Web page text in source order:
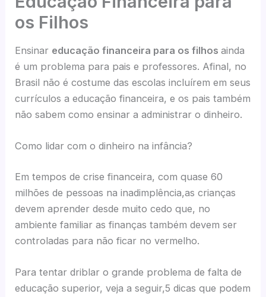
os Filhos
Ensinar educação financeira para os filhosainda
é um problema para pais e professores. Afinal, no
Brasil não é costume das escolas incluírem em seus
currículos a educação financeira, e os pais também
não sabem como ensinar a administrar o dinheiro.
Como lidar com o dinheiro na infância?
Em tempos de crise financeira, com quase 60
milhões de pessoas na inadimplência,as crianças
devem aprender desde muito cedo que, no
ambiente familiar as finanças também devem ser
controladas para não ficar no vermelho.
Para tentar driblar o grande problema de falta de
educação superior, veja a seguir,5 dicas que podem